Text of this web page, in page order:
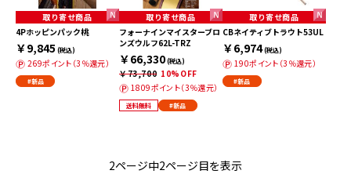
取り寄せ商品
4Pホッピンパック桃
￥9,845 (税込)
269ポイント（3％還元）
#新品
取り寄せ商品
フォーナインマイスターブロ
ンズウルフ62L-TRZ
￥66,330(税込)
￥73,700 10%OFF
1809ポイント（3％還元）
送料無料 #新品
取り寄せ商品
CBネイティブトラウト53UL
￥6,974(税込)
190ポイント（3％還元）
#新品
2ページ中2ページ目を表示